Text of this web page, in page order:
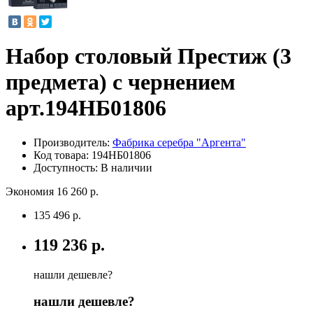
Набор столовый Престиж (3
предмета) с чернением
арт.194НБ01806
Производитель: Фабрика серебра "Аргента"
Код товара: 194НБ01806
Доступность: В наличии
Экономия 16 260 р.
135 496 р.
119 236 р.
нашли дешевле?
нашли дешевле?